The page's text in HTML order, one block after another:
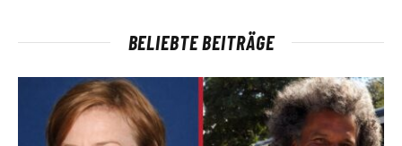
BELIEBTE BEITRÄGE